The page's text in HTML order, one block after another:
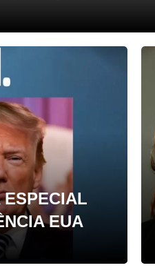
ESPECIAL
EUA